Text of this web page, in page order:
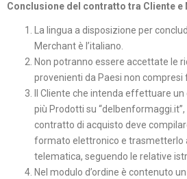
Conclusione del contratto tra Cliente e
La lingua a disposizione per
Merchant è l’italiano.
Non potranno essere accettate le
provenienti da Paesi non compresi
Il Cliente che intenda effettuare un
più Prodotti su
contratto di acquisto deve
formato elettronico e trasmetterlo
telematica, seguendo le relative
Nel modulo d’ordine è contenuto